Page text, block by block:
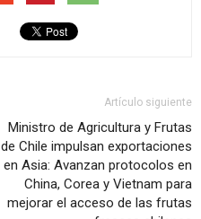
Artículo siguiente
Ministro de Agricultura y Frutas
de Chile impulsan exportaciones
en Asia: Avanzan protocolos en
China, Corea y Vietnam para
mejorar el acceso de las frutas